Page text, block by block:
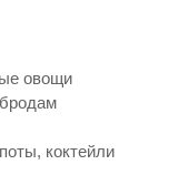
овощи
коктейли